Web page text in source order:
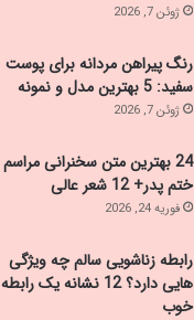
ژوئن 7, 2026
رنگ پیراهن مردانه برای پوست
سفید: 5 بهترین مدل و نمونه
ژوئن 7, 2026
24 بهترین متن سخنرانی مراسم
ختم پدر+ 12 شعر عالی
فوریه 24, 2026
رابطه زناشویی سالم چه ویژگی
هایی دارد؟ 12 نشانه یک رابطه
خوب